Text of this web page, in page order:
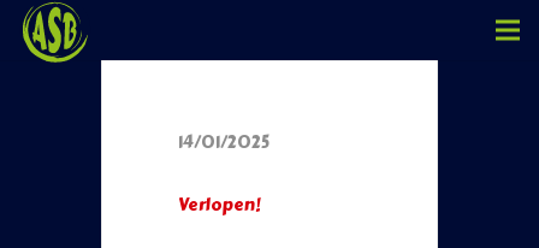
14/01/2025
Verlopen!